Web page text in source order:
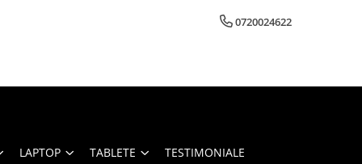
0720024622
LAPTOP TABLETE TESTIMONIALE